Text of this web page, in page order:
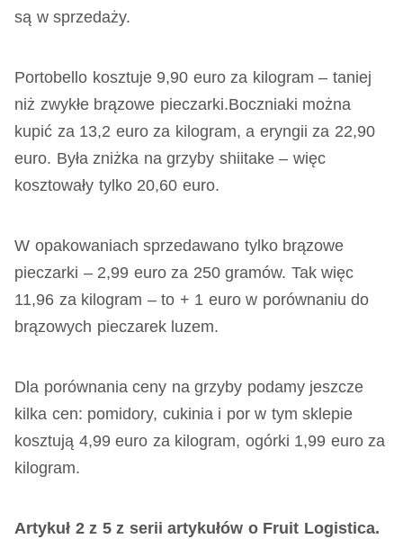
są w sprzedaży.
Portobello kosztuje 9,90 euro za kilogram – taniej
niż zwykłe brązowe pieczarki.Boczniaki można
kupić za 13,2 euro za kilogram, a eryngii za 22,90
euro. Była zniżka na grzyby shiitake – więc
kosztowały tylko 20,60 euro.
W opakowaniach sprzedawano tylko brązowe
pieczarki – 2,99 euro za 250 gramów. Tak więc
11,96 za kilogram – to + 1 euro w porównaniu do
brązowych pieczarek luzem.
Dla porównania ceny na grzyby podamy jeszcze
kilka cen: pomidory, cukinia i por w tym sklepie
kosztują 4,99 euro za kilogram, ogórki 1,99 euro za
kilogram.
Artykuł 2 z 5 z serii artykułów o Fruit Logistica.